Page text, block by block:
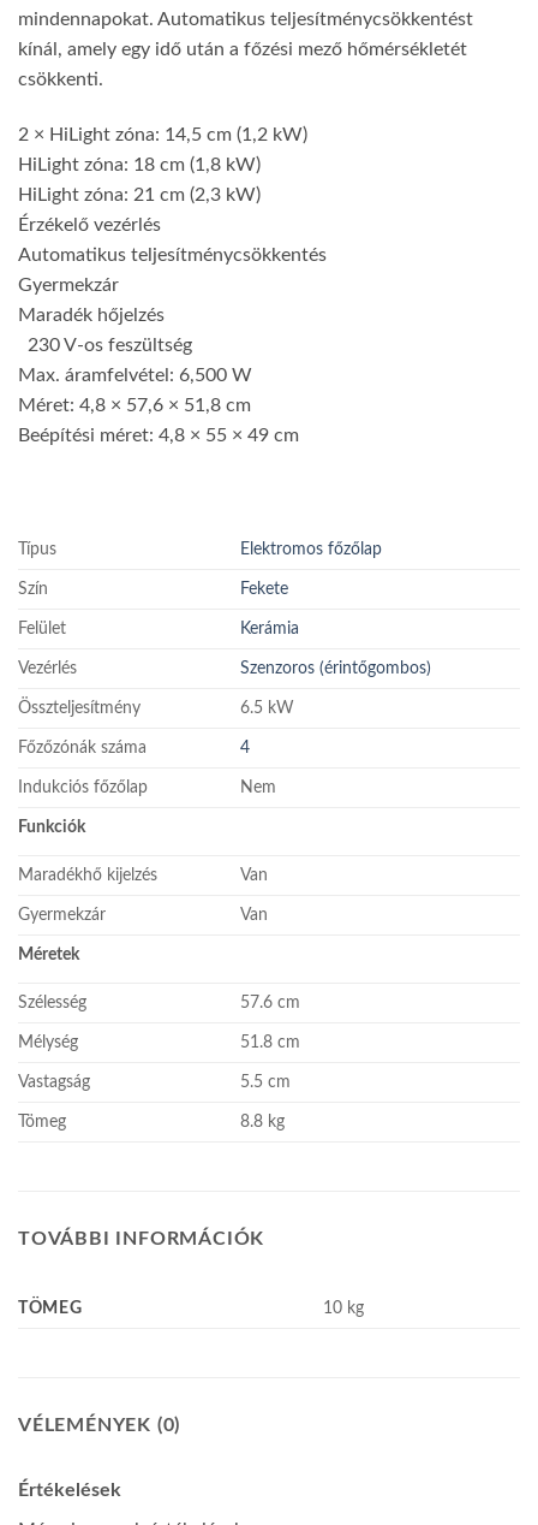
mindennapokat. Automatikus teljesítménycsökkentést
kínál, amely egy idő után a főzési mező hőmérsékletét
csökkenti.
2 × HiLight zóna: 14,5 cm (1,2 kW)
HiLight zóna: 18 cm (1,8 kW)
HiLight zóna: 21 cm (2,3 kW)
Érzékelő vezérlés
Automatikus teljesítménycsökkentés
Gyermekzár
Maradék hőjelzés
230 V-os feszültség
Max. áramfelvétel: 6,500 W
Méret: 4,8 × 57,6 × 51,8 cm
Beépítési méret: 4,8 × 55 × 49 cm
Típus Elektromos főzőlap
Szín Fekete
Felület Kerámia
Vezérlés Szenzoros (érintőgombos)
Összteljesítmény 6.5 kW
Főzőzónák száma 4
Indukciós főzőlap Nem
Funkciók
Maradékhő kijelzés Van
Gyermekzár Van
Méretek
Szélesség 57.6 cm
Mélység 51.8 cm
Vastagság 5.5 cm
Tömeg 8.8 kg
TOVÁBBI INFORMÁCIÓK
TÖMEG 10 kg
VÉLEMÉNYEK (0)
Értékelések